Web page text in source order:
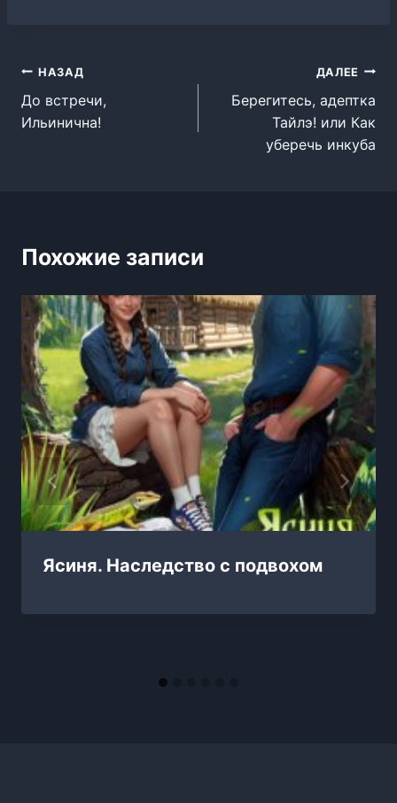
Навигация
по
НАЗАД
До встречи,
Ильинична!
ДАЛЕЕ
Берегитесь, адептка
Тайлэ! или Как
уберечь инкуба
Похожие записи
Ясиня. Наследство с подвохом